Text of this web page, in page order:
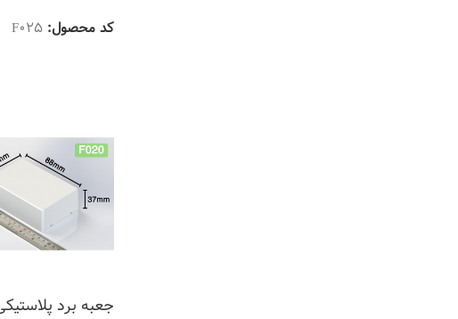
کد محصول: F025
جعبه برد